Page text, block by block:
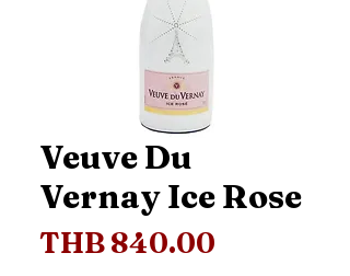
Veuve Du
Vernay Ice Rose
THB 840.00